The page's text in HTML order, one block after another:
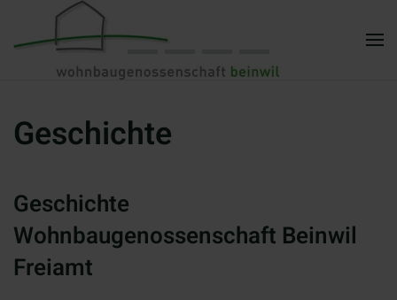
Zum Hauptinhalt springen
Geschichte
Geschichte
Wohnbaugenossenschaft Beinwil
Freiamt